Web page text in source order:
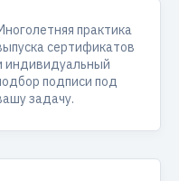
практика
сертификатов
индивидуальный
подписи под
задачу.